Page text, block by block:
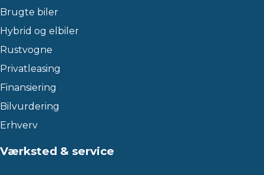
Brugte biler
Hybrid og elbiler
Rustvogne
Privatleasing
Finansiering
Bilvurdering
Erhverv
Værksted & service